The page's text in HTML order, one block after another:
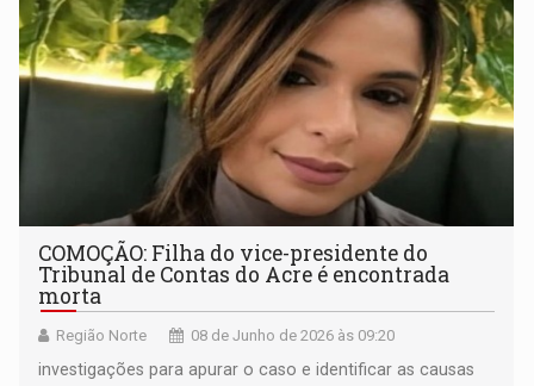
COMOÇÃO: Filha do vice-presidente do
Tribunal de Contas do Acre é encontrada
morta
Região Norte 08 de Junho de 2026 às 09:20
investigações para apurar o caso e identificar as causas